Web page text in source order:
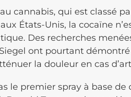
canna­bis, qui est classé
États-Unis, la cocaïne
Des recherches
ont pour­tant
la douleur en cas
le premier spray à base